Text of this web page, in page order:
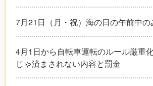
7月21日（月・祝）海の日の午前中の
4月1日から自転車運転のルール厳重
じゃ済まされない内容と罰金